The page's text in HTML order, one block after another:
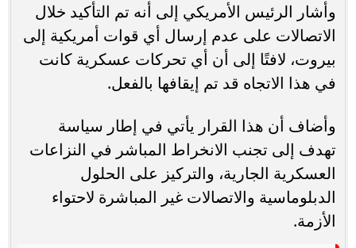
وأشار الرئيس الأمريكي إلى أنه تم التأكيد خلال
الاتصالات على عدم إرسال أي قوات أمريكية إلى
بيروت، لافتًا إلى أن أي تحركات عسكرية كانت
في هذا الاتجاه قد تم إيقافها بالفعل.
وأضاف أن هذا القرار يأتي في إطار سياسة
تهدف إلى تجنب الانخراط المباشر في النزاعات
العسكرية الجارية، والتركيز على الحلول
الدبلوماسية والاتصالات غير المباشرة لاحتواء
الأزمة.